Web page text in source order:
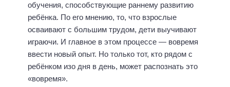
обучения, способствующие раннему развитию
ребёнка. По его мнению, то, что взрослые
осваивают с большим трудом, дети выучивают
играючи. И главное в этом процессе — вовремя
ввести новый опыт. Но только тот, кто рядом с
ребёнком изо дня в день, может распознать это
«вовремя».